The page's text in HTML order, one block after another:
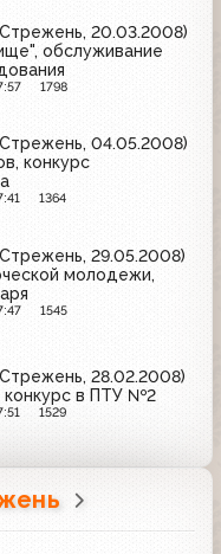
20.03.2008)
обслуживание
1798
04.05.2008)
конкурс
1364
29.05.2008)
молодежи,
1545
28.02.2008)
в ПТУ №2
1529